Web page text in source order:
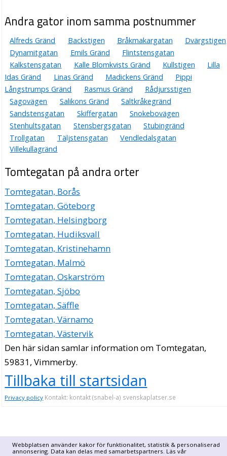
Webbplatsen använder kakor för funktionalitet, statistik & personaliserad
annonsering. Data kan delas med samarbetspartners. Läs vår
Andra gator inom samma postnummer
Alfreds Gränd Backstigen Bråkmakargatan
Dvärgstigen
Dynamitgatan
Emils Gränd
Flintstensgatan
Kalkstensgatan
Kalle Blomkvists Gränd Kullstigen
Lilla
Idas Gränd
Linas Gränd Madickens Gränd
Pippi
Långstrumps Gränd
Rasmus Gränd
Rådjursstigen
Sagovägen
Salikons Gränd
Saltkråkegränd
Sandstensgatan
Skiffergatan
Snokebovägen
Stenhultsgatan
Stensbergsgatan
Stubingränd
Trollgatan
Täljstensgatan
Vendledalsgatan
Villekullagränd
Tomtegatan på andra orter
Tomtegatan, Borås
Tomtegatan, Göteborg
Tomtegatan, Helsingborg
Tomtegatan, Hudiksvall
Tomtegatan, Kristinehamn
Tomtegatan, Malmö
Tomtegatan, Oskarström
Tomtegatan, Sjöbo
Tomtegatan, Säffle
Tomtegatan, Värnamo
Tomtegatan, Västervik
Den här sidan samlar information om Tomtegatan,
59831, Vimmerby.
Tillbaka till startsidan
Privacy policy Kontakt: kontakt (snabel-a) svenskaplatser.se